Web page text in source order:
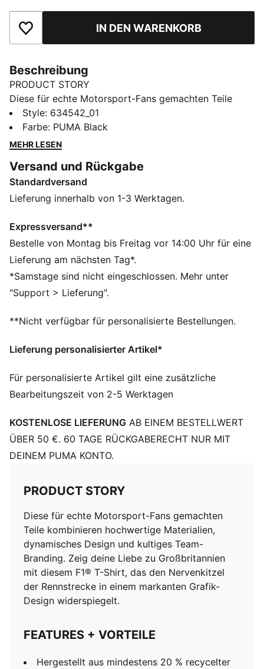
Zu Favoriten hinzufügenIN DEN WARENKORB
Beschreibung
PRODUCT STORY
Diese für echte Motorsport-Fans gemachten Teile
kombinieren hochwertige Materialien, dynamisches
Design und kultiges Team-Branding. Zeig deine Liebe
zu Großbritannien mit diesem F1® T-Shirt, das den
Grafik-Design widerspiegelt.
FEATURES + VORTEILE
Hergestellt aus mindestens 20 % recycelter
DETAILS
Passform: Regulär
Ausschnitt: Rundhalsausschnitt
Kurze Ärmel
Länge: Regulär
F1® und PUMA Branding-Details
Style: 634542_01
Farbe: PUMA Black
MEHR LESEN
Versand und Rückgabe
Standardversand
Lieferung innerhalb von 1-3 Werktagen.
Expressversand**
Bestelle von Montag bis Freitag vor 14:00 Uhr für eine
Lieferung am nächsten Tag*.
*Samstage sind nicht eingeschlossen. Mehr unter
"Support > Lieferung".
**Nicht verfügbar für personalisierte Bestellungen.
Lieferung personalisierter Artikel*
Für personalisierte Artikel gilt eine zusätzliche
Bearbeitungszeit von 2-5 Werktagen
KOSTENLOSE LIEFERUNG AB EINEM BESTELLWERT
ÜBER 50 €. 60 TAGE RÜCKGABERECHT NUR MIT
DEINEM PUMA KONTO.
PRODUCT STORY
Diese für echte Motorsport-Fans gemachten
Teile kombinieren hochwertige Materialien,
dynamisches Design und kultiges Team-
Branding. Zeig deine Liebe zu Großbritannien
mit diesem F1® T-Shirt, das den Nervenkitzel
der Rennstrecke in einem markanten Grafik-
Design widerspiegelt.
FEATURES + VORTEILE
Hergestellt aus mindestens 20 % recycelter